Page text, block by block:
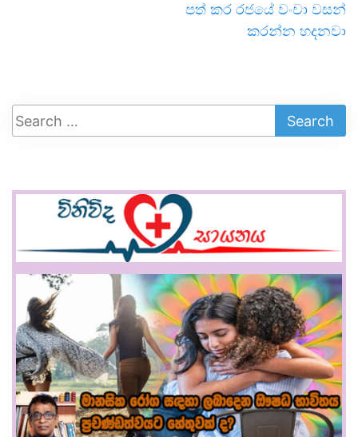
පත් කර රජයේ වංචා වසන්
කරන්න හදනවා